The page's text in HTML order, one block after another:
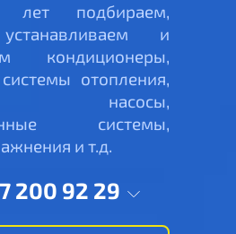
подбираем,
и
кондиционеры,
отопления,
насосы,
системы,
и т.д.
200 92 29